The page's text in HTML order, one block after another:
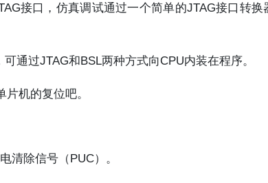
接口，仿真调试通过一个简单的JTAG接口转
可通过JTAG和BSL两种方式向CPU内装在程序。
机的复位吧。
清除信号（PUC）。